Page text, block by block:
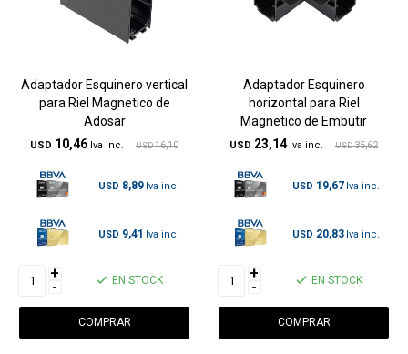
Adaptador Esquinero vertical
para Riel Magnetico de
Adosar
USD 10,46 USD 16,10
USD 8,89
USD 9,41
+
- EN STOCK
Adaptador Esquinero
horizontal para Riel
Magnetico de Embutir
USD 23,14 USD 35,62
USD 19,67
USD 20,83
+
- EN STOCK